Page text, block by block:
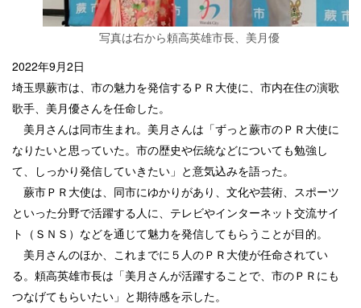
写真は右から頼高英雄市長、美月優
2022年9月2日
埼玉県蕨市は、市の魅力を発信するＰＲ大使に、市内在住の演歌
歌手、美月優さんを任命した。
美月さんは同市生まれ。美月さんは「ずっと蕨市のＰＲ大使に
なりたいと思っていた。市の歴史や伝統などについても勉強し
て、しっかり発信していきたい」と意気込みを語った。
蕨市ＰＲ大使は、同市にゆかりがあり、文化や芸術、スポーツ
といった分野で活躍する人に、テレビやインターネット交流サイ
ト（ＳＮＳ）などを通じて魅力を発信してもらうことが目的。
美月さんのほか、これまでに５人のＰＲ大使が任命されてい
る。頼高英雄市長は「美月さんが活躍することで、市のＰＲにも
つなげてもらいたい」と期待感を示した。